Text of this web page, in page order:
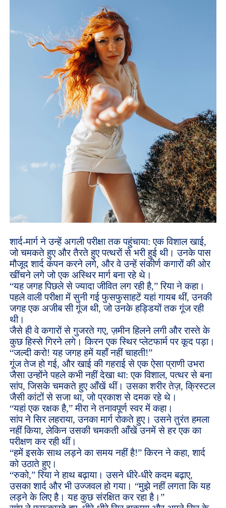
शार्द-मार्ग ने उन्हें अगली परीक्षा तक पहुंचाया: एक विशाल खाई,
जो चमकते हुए और तैरते हुए पत्थरों से भरी हुई थी। उनके पास
मौजूद शार्द कंपन करने लगे, और वे उन्हें संकीर्ण कगारों की ओर
खींचने लगे जो एक अस्थिर मार्ग बना रहे थे।
“यह जगह पिछले से ज्यादा जीवित लग रही है,” रिया ने कहा।
पहले वाली परीक्षा में सुनी गई फुसफुसाहटें यहां गायब थीं, उनकी
जगह एक अजीब सी गूंज थी, जो उनके हड्डियों तक गूंज रही
थी।
जैसे ही वे कगारों से गुजरते गए, ज़मीन हिलने लगी और रास्ते के
कुछ हिस्से गिरने लगे। किरन एक स्थिर प्लेटफार्म पर कूद पड़ा।
“जल्दी करो! यह जगह हमें यहाँ नहीं चाहती!”
गूंज तेज हो गई, और खाई की गहराई से एक ऐसा प्राणी उभरा
जैसा उन्होंने पहले कभी नहीं देखा था: एक विशाल, पत्थर से बना
सांप, जिसके चमकते हुए आँखें थीं। उसका शरीर तेज़, क्रिस्टल
जैसी कांटों से सजा था, जो प्रकाश से दमक रहे थे।
“यहां एक रक्षक है,” मीरा ने तनावपूर्ण स्वर में कहा।
सांप ने सिर लहराया, उनका मार्ग रोकते हुए। उसने तुरंत हमला
नहीं किया, लेकिन उसकी चमकती आँखें उनमें से हर एक का
परीक्षण कर रही थीं।
“हमें इसके साथ लड़ने का समय नहीं है!” किरन ने कहा, शार्द
को उठाते हुए।
“रुको,” रिया ने हाथ बढ़ाया। उसने धीरे-धीरे कदम बढ़ाए,
उसका शार्द और भी उज्जवल हो गया। “मुझे नहीं लगता कि यह
लड़ने के लिए है। यह कुछ संरक्षित कर रहा है।”